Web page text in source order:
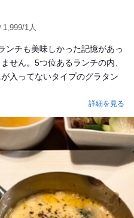
1,999/1人
ンチも美味しかった記憶があっ
せん。5つ位あるランチの内、
入ってないタイプのグラタン
詳細を見る